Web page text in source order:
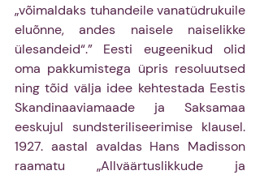
„võimaldaks tuhandeile vanatüdrukuile
eluõnne, andes naisele naiselikke
ülesandeid“.” Eesti eugeenikud olid
oma pakkumistega üpris resoluutsed
ning tõid välja idee kehtestada Eestis
Skandinaaviamaade ja Saksamaa
eeskujul sundsteriliseerimise klausel.
1927. aastal avaldas Hans Madisson
raamatu „Allväärtuslikkude ja